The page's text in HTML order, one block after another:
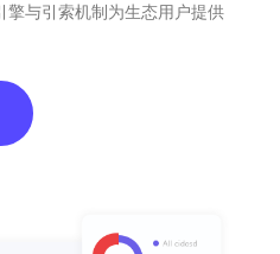
擎与引索机制为生态用户提供